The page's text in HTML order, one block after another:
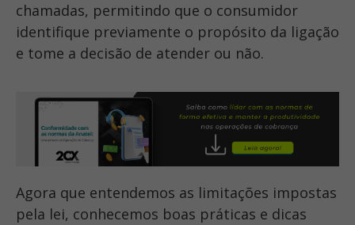
chamadas, permitindo que o consumidor
identifique previamente o propósito da ligação
e tome a decisão de atender ou não.
Agora que entendemos as limitações impostas
pela lei, conhecemos boas práticas e dicas